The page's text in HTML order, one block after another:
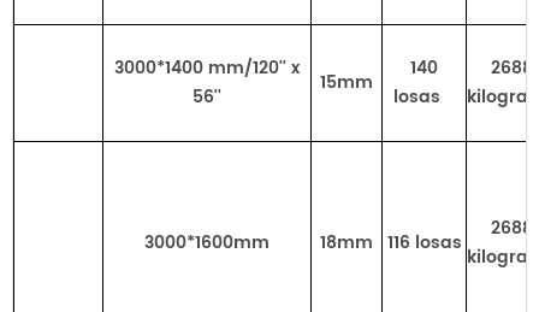
3000*1400 mm/120'' x
56''
15mm
140
losas
3000*1600mm 18mm 116 losas